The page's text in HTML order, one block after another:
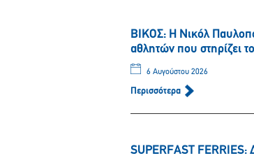
ΒΙΚΟΣ: Η Νικόλ
αθλητών που στηρίζει
6 Αυγούστου 2026
Περισσότερα
SUPERFAST